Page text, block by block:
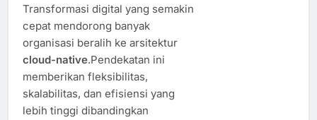
Transformasi digital yang semakin
cepat mendorong banyak
organisasi beralih ke arsitektur
cloud-native.Pendekatan ini
memberikan fleksibilitas,
skalabilitas, dan efisiensi yang
lebih tinggi dibandingkan